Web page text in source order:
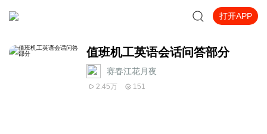
打开APP
值班机工英语会话问答部分
赛春江花月夜
2.45万 151